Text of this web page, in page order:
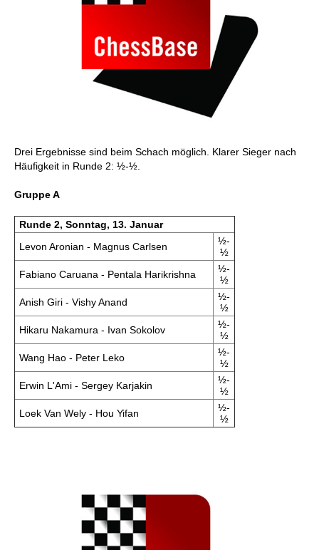
Drei Ergebnisse sind beim Schach möglich. Klarer Sieger nach
Häufigkeit in Runde 2: ½-½.
Gruppe A
Runde 2, Sonntag, 13. Januar
Levon Aronian - Magnus Carlsen
½-
½
Fabiano Caruana - Pentala Harikrishna
½-
½
Anish Giri - Vishy Anand
½-
½
Hikaru Nakamura - Ivan Sokolov
½-
½
Wang Hao - Peter Leko
½-
½
Erwin L'Ami - Sergey Karjakin
½-
½
Loek Van Wely - Hou Yifan
½-
½